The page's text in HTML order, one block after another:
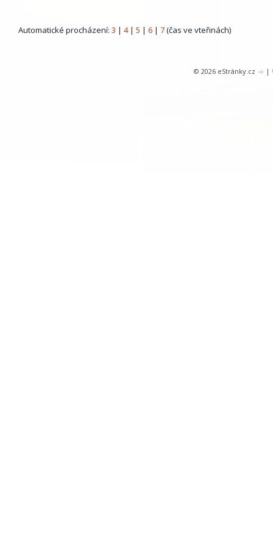
Automatické procházení: 3 | 4| 5 | 6 | 7(čas ve vteřinách)
© 2026 eStránky.cz |